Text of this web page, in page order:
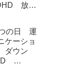
放課
児童発
谷市
の日 運
ーショ
ウン
支援 放